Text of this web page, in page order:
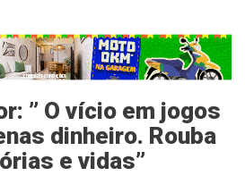
” O vício em jogos
dinheiro. Rouba
e vidas”